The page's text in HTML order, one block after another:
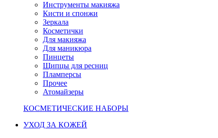
Инструменты макияжа
Кисти и спонжи
Зеркала
Косметички
Для макияжа
Для маникюра
Пинцеты
Щипцы для ресниц
Пламперсы
Прочее
Атомайзеры
КОСМЕТИЧЕСКИЕ НАБОРЫ
УХОД ЗА КОЖЕЙ